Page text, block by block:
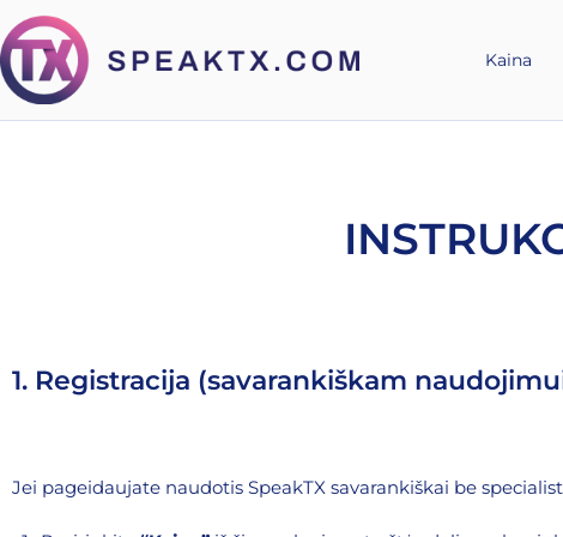
Kaina
1. Registracija (savarankiškam
Jei pageidaujate naudotis SpeakTX savarankiškai be